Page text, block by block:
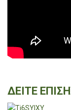
ΔΕΙΤΕ